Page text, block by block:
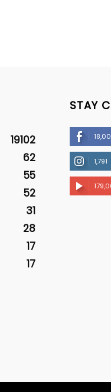
19102
62
55
52
31
28
17
17
STAY
1,791